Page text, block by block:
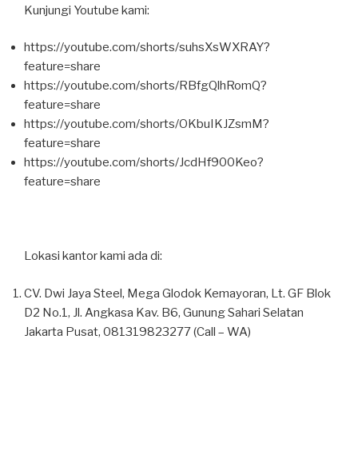
Kunjungi Youtube kami:
https://youtube.com/shorts/suhsXsWXRAY?
feature=share
https://youtube.com/shorts/RBfgQlhRomQ?
feature=share
https://youtube.com/shorts/OKbuIKJZsmM?
feature=share
https://youtube.com/shorts/JcdHf900Keo?
feature=share
Lokasi kantor kami ada di:
CV. Dwi Jaya Steel, Mega Glodok Kemayoran, Lt. GF Blok
D2 No.1, Jl. Angkasa Kav. B6, Gunung Sahari Selatan
Jakarta Pusat, 081319823277 (Call – WA)